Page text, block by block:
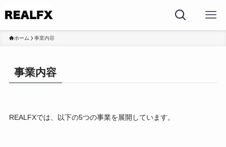
ホーム 事業内容
事業内容
REALFXでは、以下の5つの事業を展開しています。